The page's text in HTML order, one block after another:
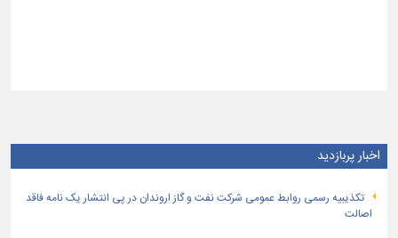
اخبار پربازدید
تكذیبیه رسمی روابط عمومی شركت نفت و گاز اروندان در پی انتشار یک نامه فاقد
اصالت